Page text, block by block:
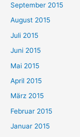
September 2015
August 2015
Juli 2015
Juni 2015
Mai 2015
April 2015
März 2015
Februar 2015
Januar 2015